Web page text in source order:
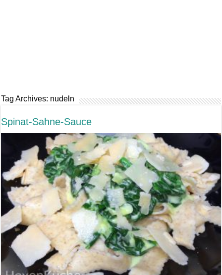
Tag Archives: nudeln
Spinat-Sahne-Sauce